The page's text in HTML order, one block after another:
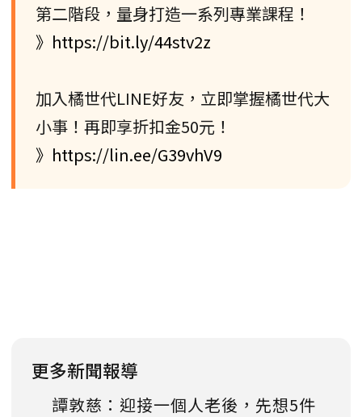
第二階段，量身打造一系列專業課程！
》https://bit.ly/44stv2z
加入橘世代LINE好友，立即掌握橘世代大
小事！再即享折扣金50元！
》https://lin.ee/G39vhV9
更多新聞報導
譚敦慈：迎接一個人老後，先想5件